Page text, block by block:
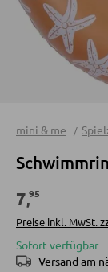
Sofa
LED-
LED-
LED-
unter:0472 270
- 18:00 Uhr
mini & me
7,95
Preise inkl. MwSt.
Sofort verfügbar
Versand am